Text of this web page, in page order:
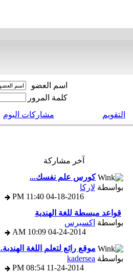
اسم العضو
كلمة المرور
التقويم
مشاركات اليوم
آخر مشاركة
كورس علم نفسك...
بواسطةلاركا
04-18-2016
11:40 PM
قواعد مبسطة للغة الهندية
بواسطةاكسبرس
04-24-2014
10:09 AM
موقع رائع لتعلم اللغة الهندبة...
بواسطةkadersea
11-24-2014
08:54 PM